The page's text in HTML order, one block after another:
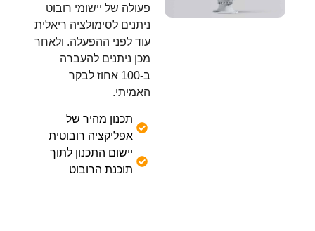
פעולה של יישומי רובוט
ניתנים לסימולציה ריאלית
עוד לפני ההפעלה. ולאחר
מכן ניתנים להעברה
ב-100 אחוז לבקר
האמיתי.
תכנון מהיר של
אפליקציה רובוטית
יישום התכנון לתוך
תוכנת הרובוט